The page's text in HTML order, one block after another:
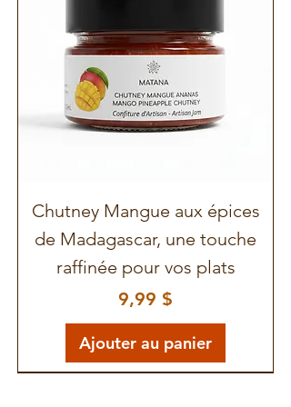
ses utilisations en cuisine et en
médecine traditionnelle :FAQ
sur le combava de Madagascar
Chutney Mangue aux épices
de Madagascar, une touche
raffinée pour vos plats
Prix
9,99 $
Ajouter au panier